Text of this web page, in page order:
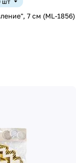
7 см (ML-1856)